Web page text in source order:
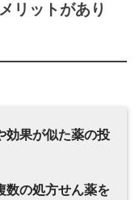
リットがあり
効果が似た薬の投
数の処方せん薬を